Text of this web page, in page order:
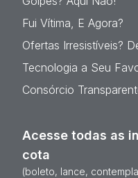
Fui Vítima, E Agora?
Ofertas Irresistíveis?
Tecnologia a Seu
Consórcio
Acesse todas as
cota
(boleto, lance,